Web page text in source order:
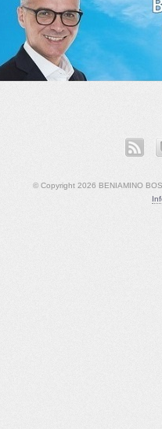
© Copyright 2026 BENIAMINO